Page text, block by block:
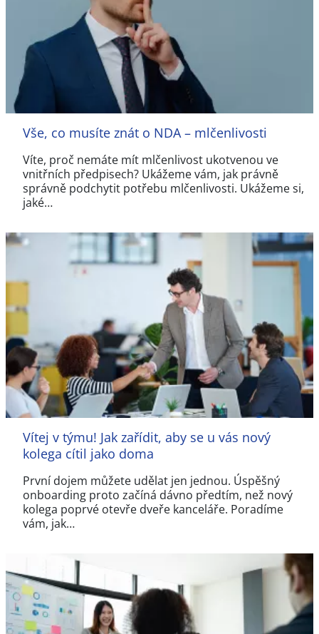
Vše, co musíte znát o NDA – mlčenlivosti
Víte, proč nemáte mít mlčenlivost ukotvenou ve
vnitřních předpisech? Ukážeme vám, jak právně
správně podchytit potřebu mlčenlivosti. Ukážeme si,
jaké…
Vítej v týmu! Jak zařídit, aby se u vás nový
kolega cítil jako doma
První dojem můžete udělat jen jednou. Úspěšný
onboarding proto začíná dávno předtím, než nový
kolega poprvé otevře dveře kanceláře. Poradíme
vám, jak…